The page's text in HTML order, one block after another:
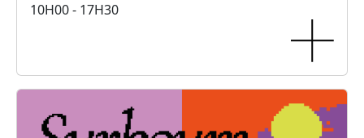
10H00 - 17H30